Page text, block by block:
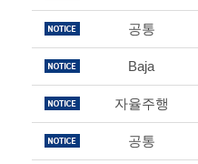
공통
Baja
자율주행
공통